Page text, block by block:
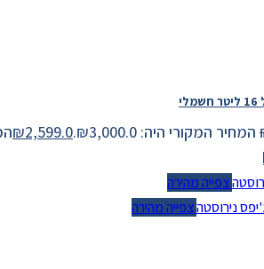
המחיר המקורי היה: ₪3,000.0. ₪2,599.0
צפייה מהירה
צפייה מהירה